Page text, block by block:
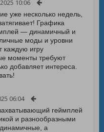
10:06
уже несколько недель,
Графика
— динамичный и
моды и уровни
каждую игру
моменты требуют
добавляет интереса.
06:04
геймплей
и разнообразными
а